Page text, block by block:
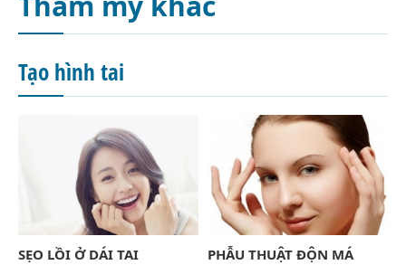
Tạo hình tai
SẸO LỒI Ở DÁI TAI PHẪU THUẬT ĐỘN MÁ